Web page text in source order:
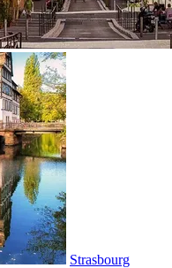
Strasbourg